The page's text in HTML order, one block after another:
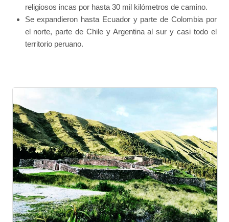
religiosos incas por hasta 30 mil kilómetros de camino.
Se expandieron hasta Ecuador y parte de Colombia por
el norte, parte de Chile y Argentina al sur y casi todo el
territorio peruano.